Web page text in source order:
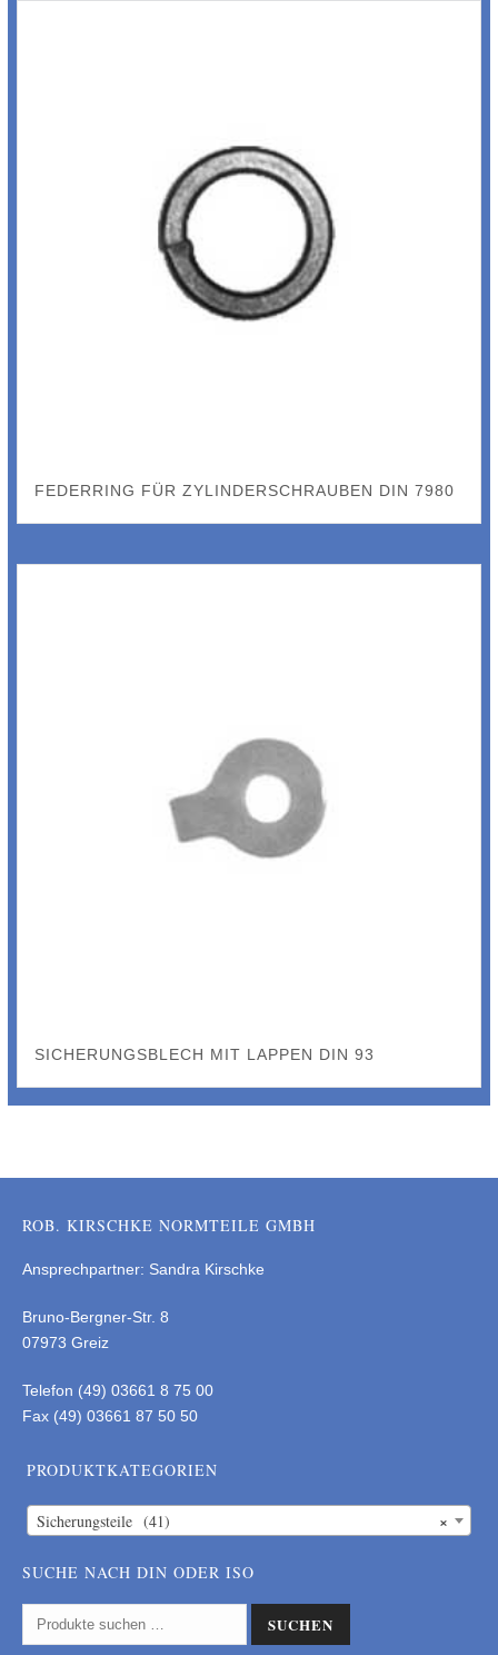
FEDERRING FÜR ZYLINDERSCHRAUBEN DIN 7980
SICHERUNGSBLECH MIT LAPPEN DIN 93
ROB. KIRSCHKE NORMTEILE GMBH
Ansprechpartner: Sandra Kirschke
Bruno-Bergner-Str. 8
07973 Greiz
Telefon (49) 03661 8 75 00
Fax (49) 03661 87 50 50
PRODUKTKATEGORIEN
×
Sicherungsteile (41)
SUCHE NACH DIN ODER ISO
SUCHEN